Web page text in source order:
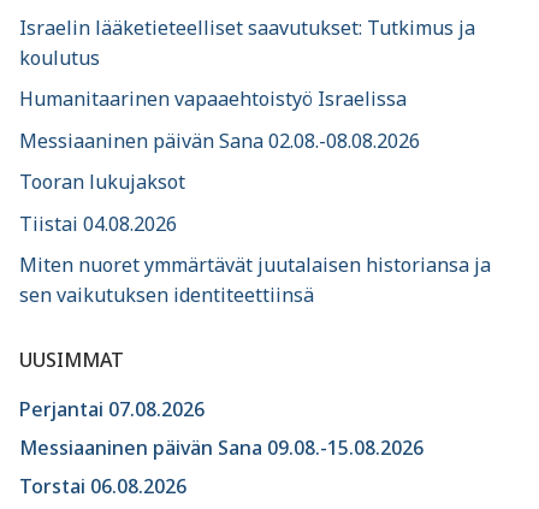
Israelin lääketieteelliset saavutukset: Tutkimus ja
koulutus
Humanitaarinen vapaaehtoistyö Israelissa
Messiaaninen päivän Sana 02.08.-08.08.2026
Tooran lukujaksot
Tiistai 04.08.2026
Miten nuoret ymmärtävät juutalaisen historiansa ja
sen vaikutuksen identiteettiinsä
UUSIMMAT
Perjantai 07.08.2026
Messiaaninen päivän Sana 09.08.-15.08.2026
Torstai 06.08.2026